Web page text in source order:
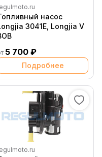
насос
3041E, Longjia V
5 700 ₽
Подробнее